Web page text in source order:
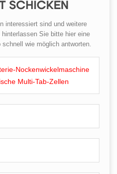
SCHICKEN
interessiert sind und weitere
Sie bitte hier eine
wie möglich antworten.
Nockenwickelmaschine
Multi-Tab-Zellen